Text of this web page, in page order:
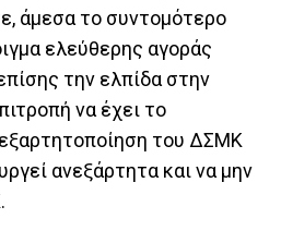
άμεσα το συντομότερο
ελεύθερης αγοράς
την ελπίδα στην
να έχει το
του ΔΣΜΚ
ανεξάρτητα και να μην